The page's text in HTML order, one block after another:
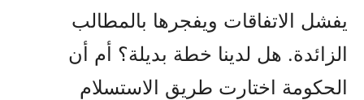
يفشل الاتفاقات ويفجرها بالمطالب
الزائدة. هل لدينا خطة بديلة؟ أم أن
الحكومة اختارت طريق الاستسلام